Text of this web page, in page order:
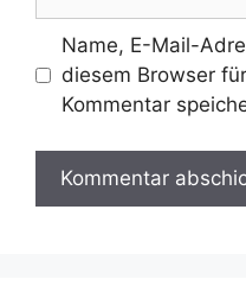
Name, E-Mail-
diesem Browser
Kommentar